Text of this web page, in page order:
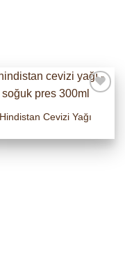
Hindistan Cevizi Yağı